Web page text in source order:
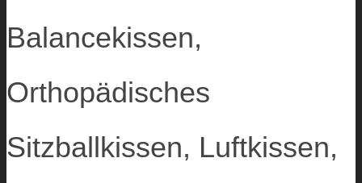
Balancekissen,
Orthopädisches
Sitzballkissen, Luftkissen,